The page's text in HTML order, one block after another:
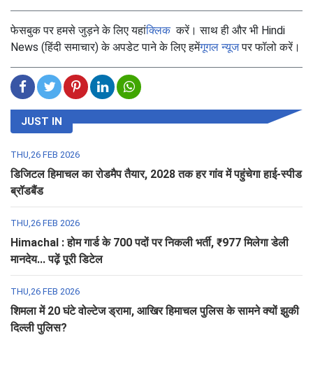
फेसबुक पर हमसे जुड़ने के लिए यहांक्लिककरें। साथ ही और भी Hindi
News (हिंदी समाचार) के अपडेट पाने के लिए हमेंगूगल न्यूजपर फॉलो करें।
JUST IN
THU,26 FEB 2026
डिजिटल हिमाचल का रोडमैप तैयार, 2028 तक हर गांव में पहुंचेगा हाई-स्पीड
ब्रॉडबैंड
THU,26 FEB 2026
Himachal : होम गार्ड के 700 पदों पर निकली भर्ती, ₹977 मिलेगा डेली
मानदेय... पढ़ें पूरी डिटेल
THU,26 FEB 2026
शिमला में 20 घंटे वोल्टेज ड्रामा, आखिर हिमाचल पुलिस के सामने क्यों झुकी
दिल्ली पुलिस?